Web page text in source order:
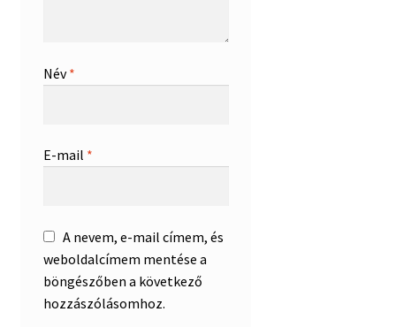
Név*
E-mail *
A nevem, e-mail címem, és
weboldalcímem mentése a
böngészőben a következő
hozzászólásomhoz.